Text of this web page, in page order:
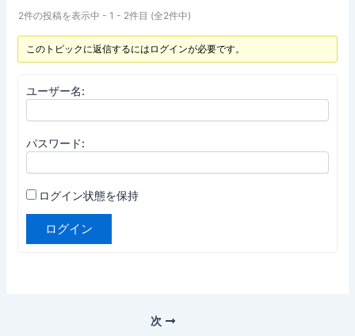
2件の投稿を表示中 - 1 - 2件目 (全2件中)
このトピックに返信するにはログインが必要です。
ユーザー名:
パスワード:
ログイン状態を保持
ログイン
次